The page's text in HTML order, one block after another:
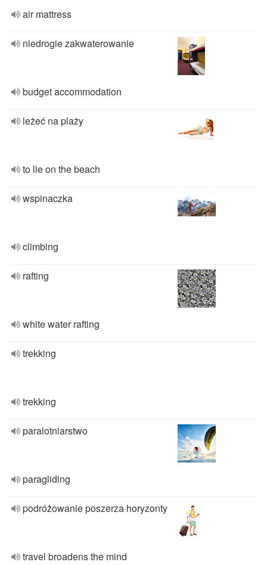
air mattress
niedrogie zakwaterowanie
budget accommodation
leżeć na plaży
to lie on the beach
wspinaczka
climbing
rafting
white water rafting
trekking
trekking
paralotniarstwo
paragliding
podróżowanie poszerza horyzonty
travel broadens the mind